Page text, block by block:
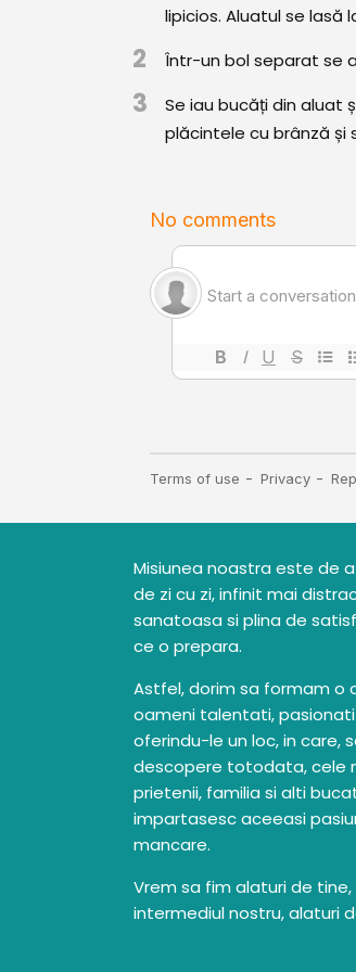
lipicios. Aluatul se lasă
2 Într-un bol separat se
3
Se iau bucăți din aluat
plăcintele cu brânză și
Misiunea noastra este de
de zi cu zi, infinit mai
sanatoasa si plina de
ce o prepara.
Astfel, dorim sa formam o
oameni talentati, pasionati
oferindu-le un loc, in care,
descopere totodata, cele
prietenii, familia si alti
impartasesc aceeasi
mancare.
Vrem sa fim alaturi de tine,
intermediul nostru, alaturi